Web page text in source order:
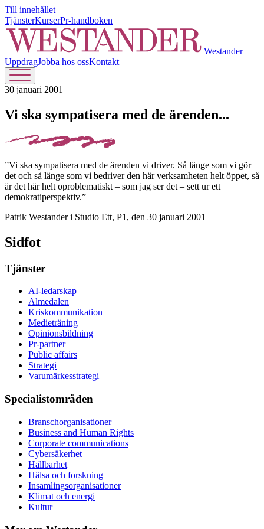
Till innehållet
TjänsterKurserPr-handboken
Westander
UppdragJobba hos ossKontakt
30 januari 2001
Vi ska sympatisera med de ärenden...
”Vi ska sympatisera med de ärenden vi driver. Så länge som vi gör
det och så länge som vi bedriver den här verksamheten helt öppet, så
är det här helt oproblematiskt – som jag ser det – sett ur ett
demokratiperspektiv.”
Patrik Westander i Studio Ett, P1, den 30 januari 2001
Sidfot
Tjänster
AI-ledarskap
Almedalen
Kris­kommunikation
Medieträning
Opinionsbildning
Pr-partner
Public affairs
Strategi
Varumärkesstrategi
Specialistområden
Branschorganisationer
Business and Human Rights
Corporate communications
Cybersäkerhet
Hållbarhet
Hälsa och forskning
Insamlingsorganisationer
Klimat och energi
Kultur